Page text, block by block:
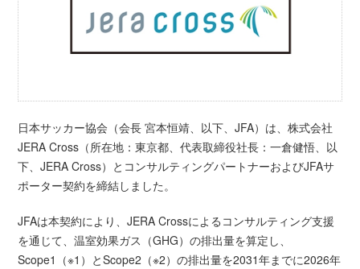
日本サッカー協会（会長 宮本恒靖、以下、JFA）は、株式会社
JERA Cross（所在地：東京都、代表取締役社長：一倉健悟、以
下、JERA Cross）とコンサルティングパートナーおよびJFAサ
ポーター契約を締結しました。
JFAは本契約により、JERA Crossによるコンサルティング支援
を通じて、温室効果ガス（GHG）の排出量を算定し、
Scope1（※1）とScope2（※2）の排出量を2031年までに2026年